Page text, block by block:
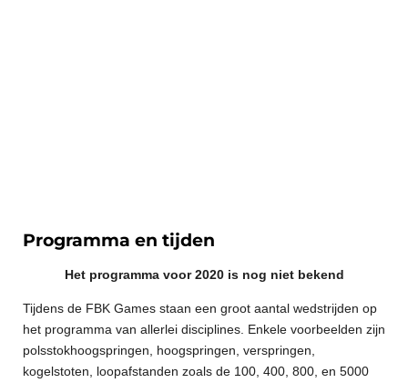
Programma en tijden
Het programma voor 2020 is nog niet bekend
Tijdens de FBK Games staan een groot aantal wedstrijden op
het programma van allerlei disciplines. Enkele voorbeelden zijn
polsstokhoogspringen, hoogspringen, verspringen,
kogelstoten, loopafstanden zoals de 100, 400, 800, en 5000